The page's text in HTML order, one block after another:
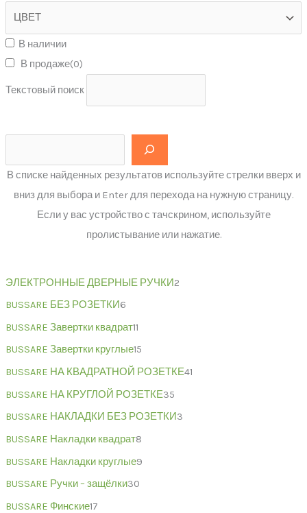
В наличии
В продаже(0)
Текстовый поиск
В списке найденных результатов используйте стрелки вверх и
вниз для выбора и Enter для перехода на нужную страницу.
Если у вас устройство с тачскрином, используйте
пролистывание или нажатие.
ЭЛЕКТРОННЫЕ ДВЕРНЫЕ РУЧКИ2
BUSSARE БЕЗ РОЗЕТКИ6
BUSSARE Завертки квадрат11
BUSSARE Завертки круглые15
BUSSARE НА КВАДРАТНОЙ РОЗЕТКЕ41
BUSSARE НА КРУГЛОЙ РОЗЕТКЕ35
BUSSARE НАКЛАДКИ БЕЗ РОЗЕТКИ3
BUSSARE Накладки квадрат8
BUSSARE Накладки круглые9
BUSSARE Ручки – защёлки30
BUSSARE Финские17